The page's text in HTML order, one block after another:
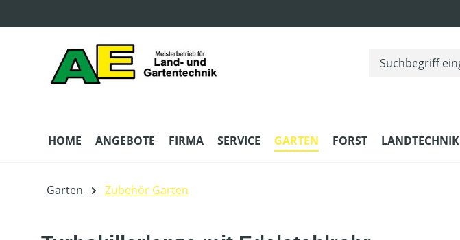
HOME ANGEBOTE FIRMA SERVICE GARTEN FORST LANDTECHNIK
Garten Zubehör Garten